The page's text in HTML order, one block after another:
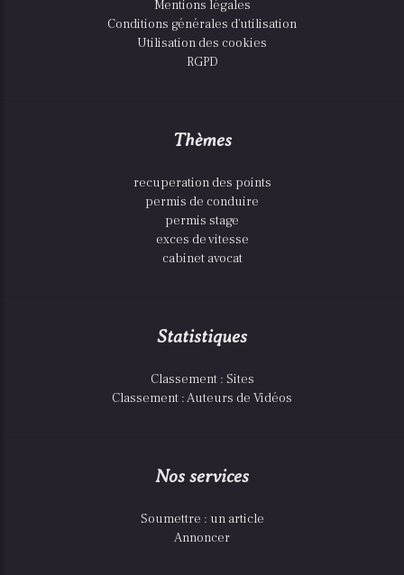
Mentions légales
Conditions générales d'utilisation
Utilisation des cookies
RGPD
Thèmes
recuperation des points
permis de conduire
permis stage
exces de vitesse
cabinet avocat
Statistiques
Classement : Sites
Classement : Auteurs de Vidéos
Nos services
Soumettre : un article
Annoncer